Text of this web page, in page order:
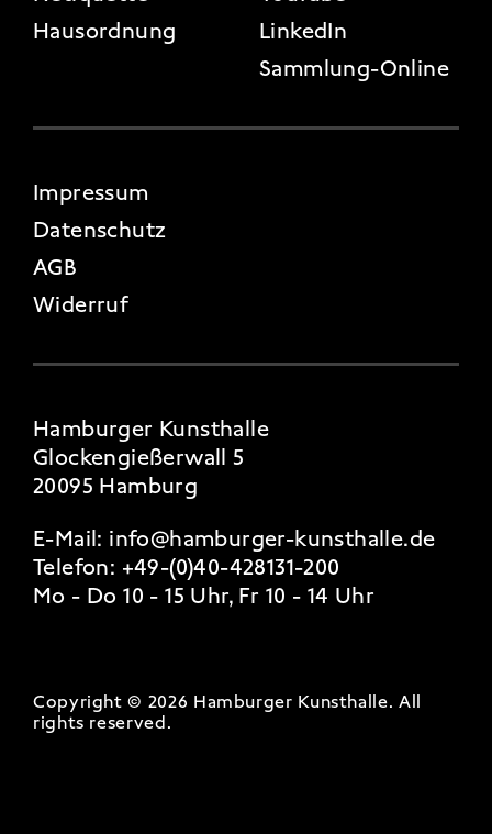
Hausordnung
LinkedIn
Sammlung-Online
FOOTER 4
Impressum
Datenschutz
AGB
Widerruf
Hamburger Kunsthalle
Glockengießerwall 5
20095 Hamburg
E-Mail: info@hamburger-kunsthalle.de
Telefon: +49-(0)40-428131-200
Mo - Do 10 - 15 Uhr, Fr 10 - 14 Uhr
Copyright © 2026 Hamburger Kunsthalle. All
rights reserved.